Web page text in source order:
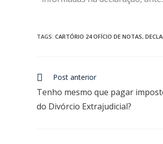
TAGS: CARTÓRIO 24 OFÍCIO DE NOTAS,
Post anterior
Tenho mesmo que pagar
do Divórcio Extrajudicial?